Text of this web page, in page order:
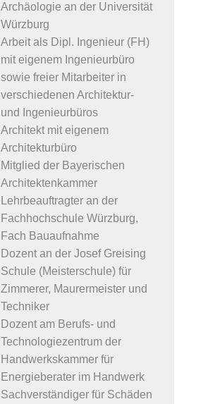
Archäologie an der Universität
Würzburg
Arbeit als Dipl. Ingenieur (FH)
mit eigenem Ingenieurbüro
sowie freier Mitarbeiter in
verschiedenen Architektur-
und Ingenieurbüros
Architekt mit eigenem
Architekturbüro
Mitglied der Bayerischen
Architektenkammer
Lehrbeauftragter an der
Fachhochschule Würzburg,
Fach Bauaufnahme
Dozent an der Josef Greising
Schule (Meisterschule) für
Zimmerer, Maurermeister und
Techniker
Dozent am Berufs- und
Technologiezentrum der
Handwerkskammer für
Energieberater im Handwerk
Sachverständiger für Schäden